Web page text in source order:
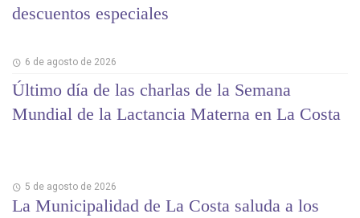
descuentos especiales
6 de agosto de 2026
Último día de las charlas de la Semana
Mundial de la Lactancia Materna en La Costa
5 de agosto de 2026
La Municipalidad de La Costa saluda a los